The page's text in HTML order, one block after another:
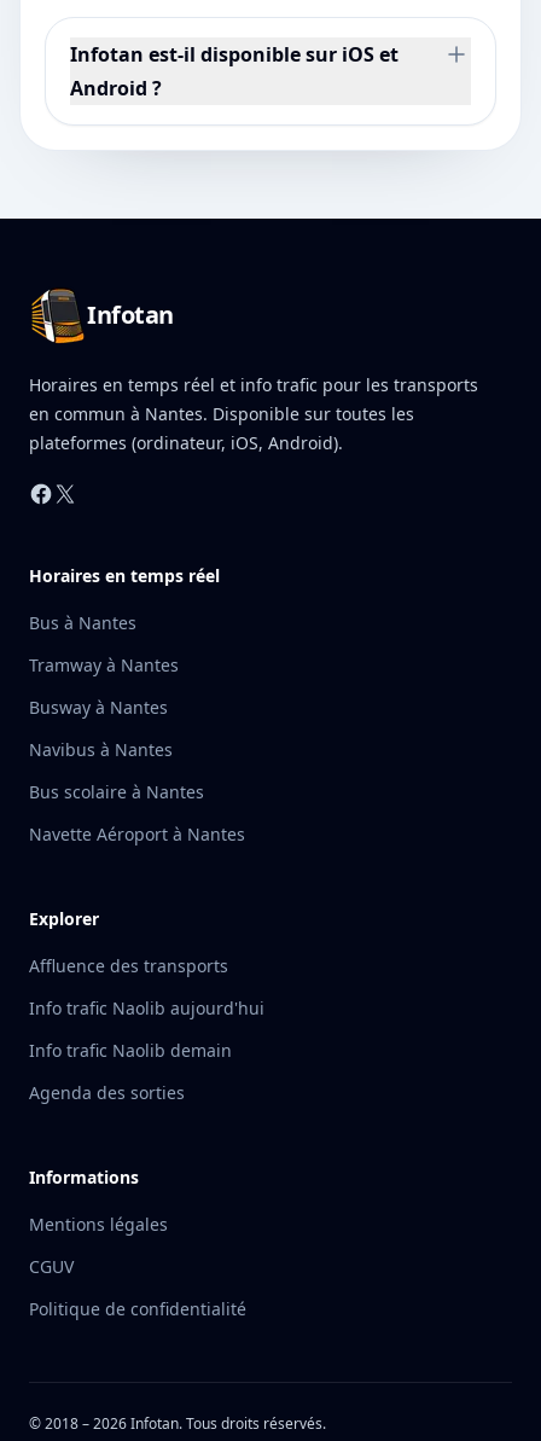
Infotan est-il disponible sur iOS et
Android ?
Infotan
Horaires en temps réel et info trafic pour les transports
en commun à Nantes. Disponible sur toutes les
plateformes (ordinateur, iOS, Android).
Facebook
X
Horaires en temps réel
Bus à Nantes
Tramway à Nantes
Busway à Nantes
Navibus à Nantes
Bus scolaire à Nantes
Navette Aéroport à Nantes
Explorer
Affluence des transports
Info trafic Naolib aujourd'hui
Info trafic Naolib demain
Agenda des sorties
Informations
Mentions légales
CGUV
Politique de confidentialité
© 2018 –2026Infotan. Tous droits réservés.